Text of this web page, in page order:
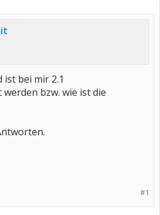
bei mir 2.1
bzw. wie ist die
#1